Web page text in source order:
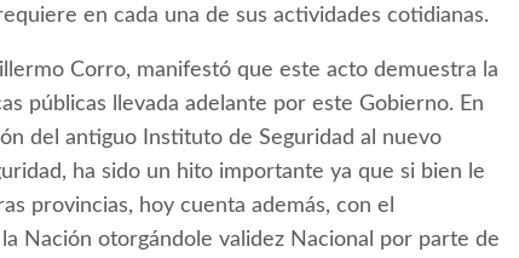
en cada una de sus actividades cotidianas.
Corro, manifestó que este acto demuestra la
públicas llevada adelante por este Gobierno. En
del antiguo Instituto de Seguridad al nuevo
ha sido un hito importante ya que si bien le
provincias, hoy cuenta además, con el
Nación otorgándole validez Nacional por parte de